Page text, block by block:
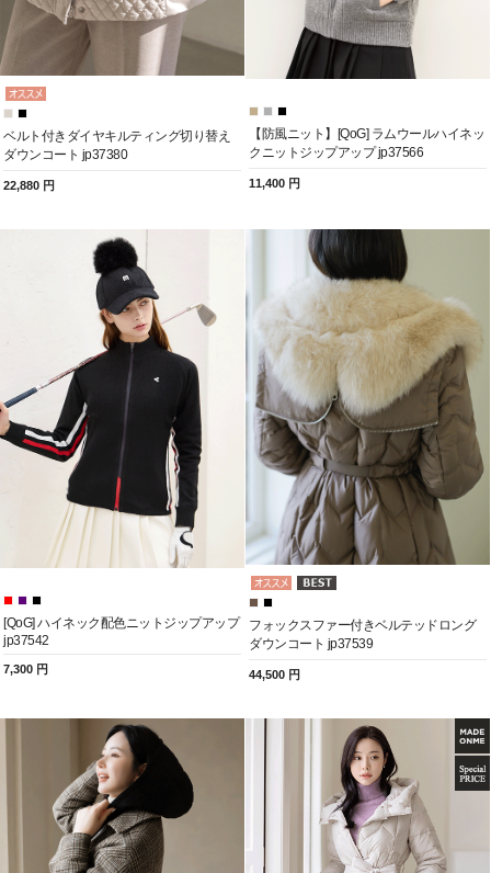
ベルト付きダイヤキルティング切り替え
ダウンコート jp37380
22,880 円
【防風ニット】[QoG] ラムウールハイネッ
クニットジップアップ jp37566
11,400 円
[QoG] ハイネック配色ニットジップアップ
jp37542
7,300 円
フォックスファー付きベルテッドロング
ダウンコート jp37539
44,500 円